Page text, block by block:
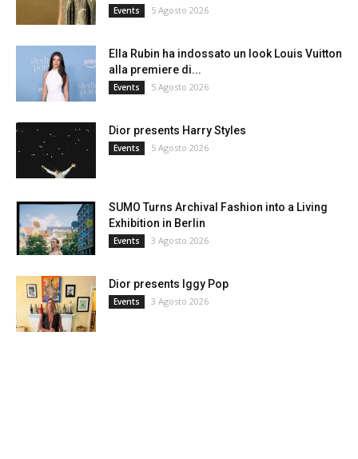
Events 5 Agosto 2026
Ella Rubin ha indossato un look Louis Vuitton
alla premiere di...
Events 5 Agosto 2026
Dior presents Harry Styles
Events 5 Agosto 2026
SUMO Turns Archival Fashion into a Living
Exhibition in Berlin
Events 3 Agosto 2026
Dior presents Iggy Pop
Events 3 Agosto 2026